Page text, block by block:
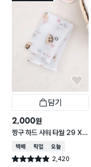
담기
2,000원
짱구 하드 샤워 타월 29 X
95 cm
택배배송매장픽업오늘배송
별점 4.9점 2,420
건 작성